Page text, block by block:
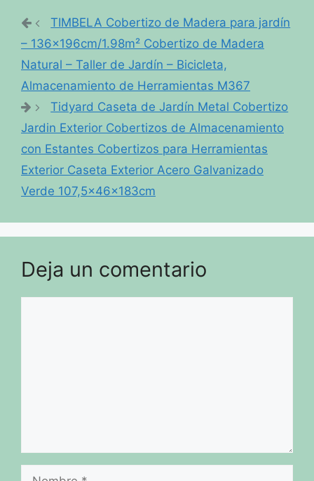
TIMBELA Cobertizo de Madera para jardín
– 136x196cm/1.98m² Cobertizo de Madera
Natural – Taller de Jardín – Bicicleta,
Almacenamiento de Herramientas M367
Tidyard Caseta de Jardín Metal Cobertizo
Jardin Exterior Cobertizos de Almacenamiento
con Estantes Cobertizos para Herramientas
Exterior Caseta Exterior Acero Galvanizado
Verde 107,5x46x183cm
Deja un comentario
Nombre